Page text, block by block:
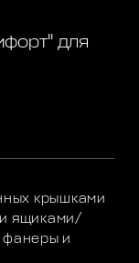
для
крышками
ящиками/
фанеры и